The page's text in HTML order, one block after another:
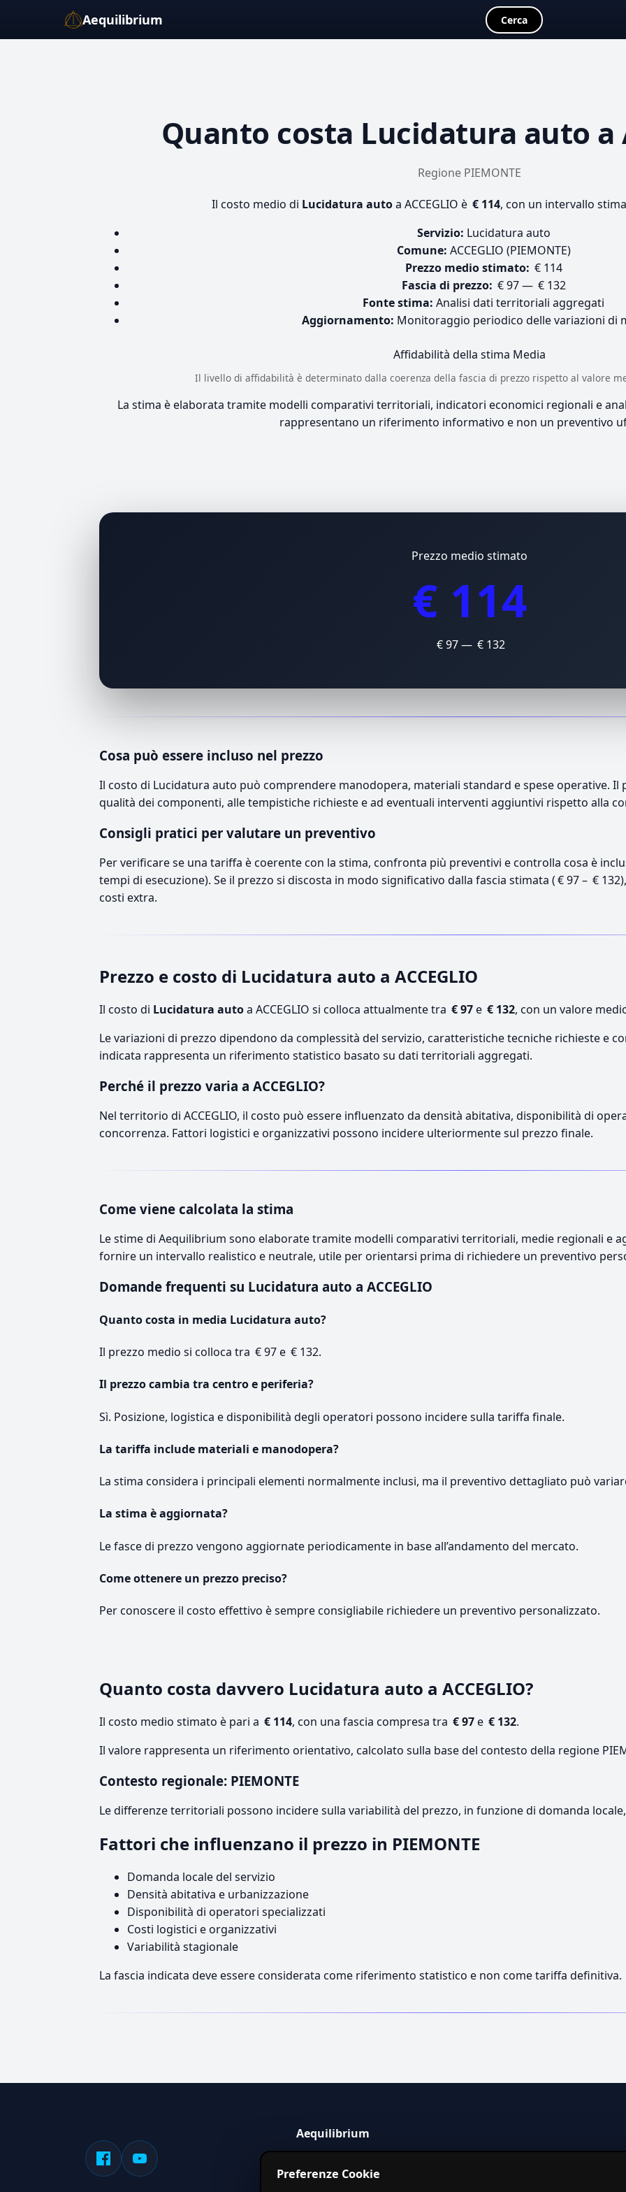
Aequilibrium Cerca
Quanto costa Lucidatura auto a
Regione PIEMONTE
Il costo medio di Lucidatura autoa ACCEGLIO è € 114, con un intervallo
Servizio: Lucidatura auto
Comune: ACCEGLIO (PIEMONTE)
Prezzo medio stimato: € 114
Fascia di prezzo: € 97 — € 132
Fonte stima: Analisi dati territoriali aggregati
Aggiornamento: Monitoraggio periodico delle variazioni di
Affidabilità della stima Media
Il livello di affidabilità è determinato dalla coerenza della fascia di prezzo rispetto al valore
La stima è elaborata tramite modelli comparativi territoriali, indicatori economici regionali e
rappresentano un riferimento informativo e non un preventivo
Prezzo medio stimato
€ 114
€ 97 — € 132
Cosa può essere incluso nel prezzo
Il costo di Lucidatura auto può comprendere manodopera, materiali standard e spese operative. Il
qualità dei componenti, alle tempistiche richieste e ad eventuali interventi aggiuntivi rispetto alla
Consigli pratici per valutare un preventivo
Per verificare se una tariffa è coerente con la stima, confronta più preventivi e controlla cosa è
tempi di esecuzione). Se il prezzo si discosta in modo significativo dalla fascia stimata ( € 97 – €
costi extra.
Prezzo e costo di Lucidatura auto a ACCEGLIO
Il costo di Lucidatura autoa ACCEGLIO si colloca attualmente tra € 97e € 132, con un valore
Le variazioni di prezzo dipendono da complessità del servizio, caratteristiche tecniche richieste e
indicata rappresenta un riferimento statistico basato su dati territoriali aggregati.
Perché il prezzo varia a ACCEGLIO?
Nel territorio di ACCEGLIO, il costo può essere influenzato da densità abitativa, disponibilità di
concorrenza. Fattori logistici e organizzativi possono incidere ulteriormente sul prezzo finale.
Come viene calcolata la stima
Le stime di Aequilibrium sono elaborate tramite modelli comparativi territoriali, medie regionali e
fornire un intervallo realistico e neutrale, utile per orientarsi prima di richiedere un preventivo
Domande frequenti su Lucidatura auto a ACCEGLIO
Quanto costa in media Lucidatura auto?
Il prezzo medio si colloca tra € 97 e € 132.
Il prezzo cambia tra centro e periferia?
Sì. Posizione, logistica e disponibilità degli operatori possono incidere sulla tariffa finale.
La tariffa include materiali e manodopera?
La stima considera i principali elementi normalmente inclusi, ma il preventivo dettagliato può
La stima è aggiornata?
Le fasce di prezzo vengono aggiornate periodicamente in base all’andamento del mercato.
Come ottenere un prezzo preciso?
Per conoscere il costo effettivo è sempre consigliabile richiedere un preventivo personalizzato.
Quanto costa davvero Lucidatura auto a ACCEGLIO?
Il costo medio stimato è pari a € 114, con una fascia compresa tra € 97e € 132.
Il valore rappresenta un riferimento orientativo, calcolato sulla base del contesto della regione
Contesto regionale: PIEMONTE
Le differenze territoriali possono incidere sulla variabilità del prezzo, in funzione di domanda
Fattori che influenzano il prezzo in PIEMONTE
Domanda locale del servizio
Densità abitativa e urbanizzazione
Disponibilità di operatori specializzati
Costi logistici e organizzativi
Variabilità stagionale
La fascia indicata deve essere considerata come riferimento statistico e non come tariffa definitiva.
Aequilibrium
servizi in Italia.
Preferenze Cookie